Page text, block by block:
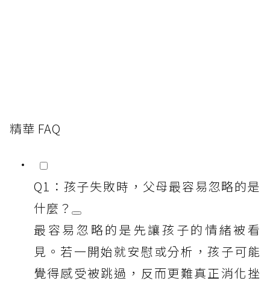
精華 FAQ
Q1：孩子失敗時，父母最容易忽略的是
什麼？
最容易忽略的是先讓孩子的情緒被看
見。若一開始就安慰或分析，孩子可能
覺得感受被跳過，反而更難真正消化挫